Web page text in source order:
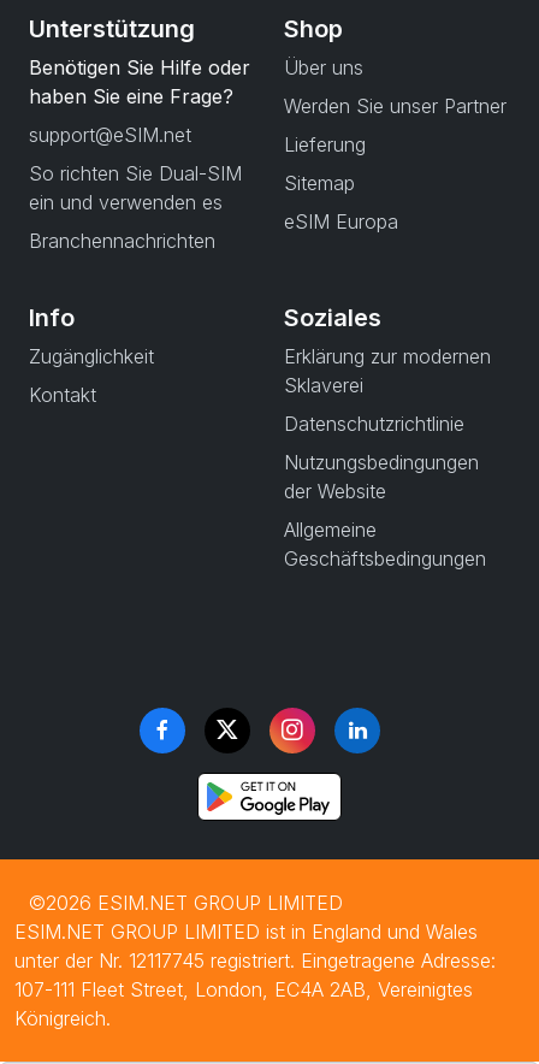
Unterstützung
Benötigen Sie Hilfe oder
haben Sie eine Frage?
support@eSIM.net
So richten Sie Dual-SIM
ein und verwenden es
Branchennachrichten
Shop
Über uns
Werden Sie unser Partner
Lieferung
Sitemap
eSIM Europa
Info
Zugänglichkeit
Kontakt
Soziales
Erklärung zur modernen
Sklaverei
Datenschutzrichtlinie
Nutzungsbedingungen
der Website
Allgemeine
Geschäftsbedingungen
©2026 ESIM.NET GROUP LIMITED
ESIM.NET GROUP LIMITED ist in England und Wales
unter der Nr. 12117745 registriert. Eingetragene Adresse:
107-111 Fleet Street, London, EC4A 2AB, Vereinigtes
Königreich.